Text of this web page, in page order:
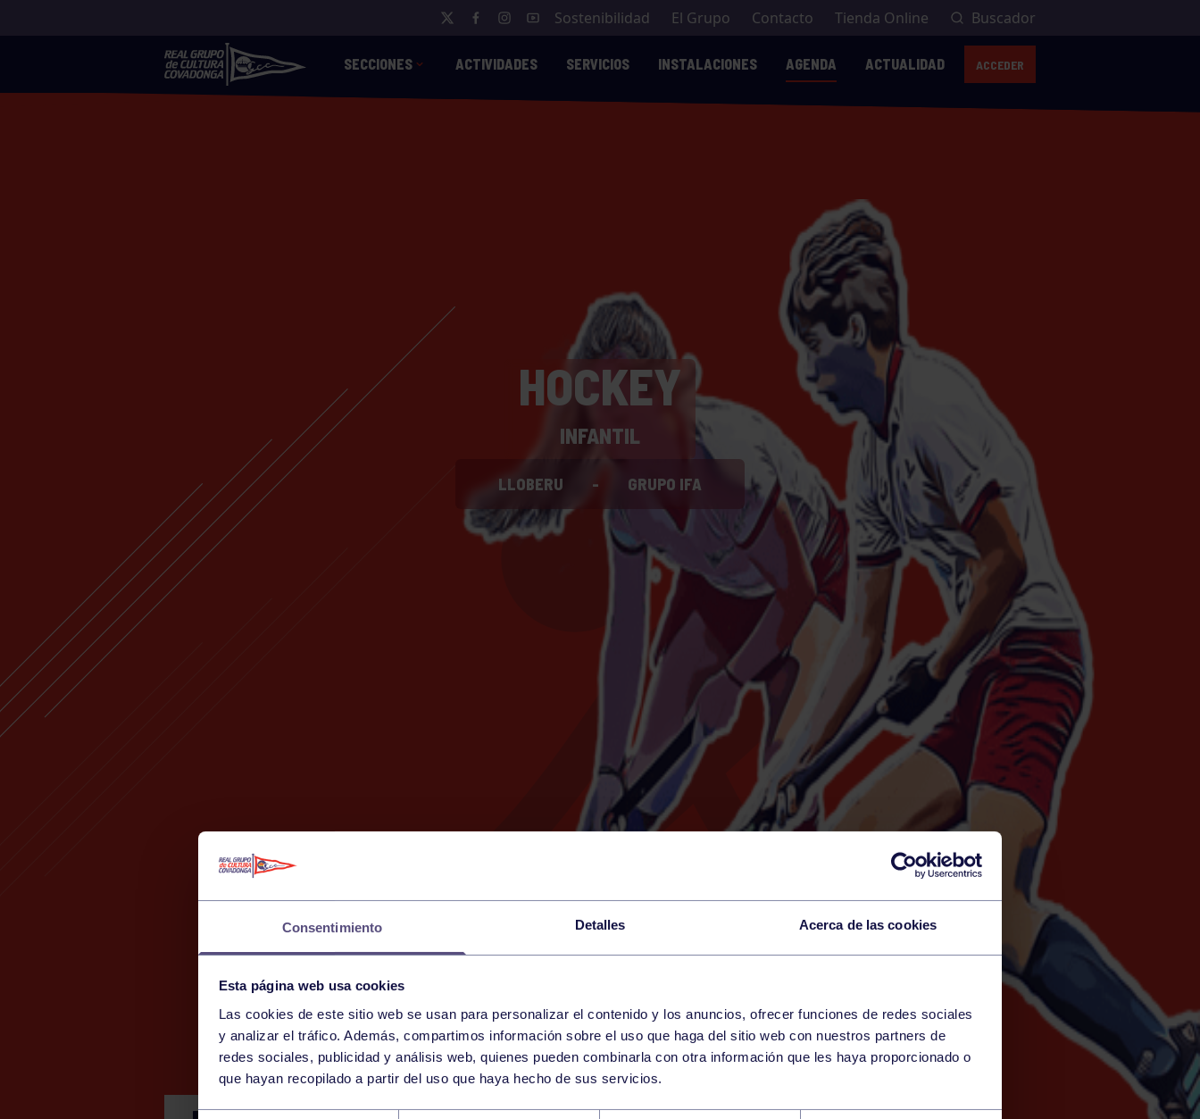
Consentimiento Detalles Acerca de las cookies
Esta página web usa cookies
Las cookies de este sitio web se usan para personalizar el contenido y los anuncios, ofrecer funciones de redes sociales
y analizar el tráfico. Además, compartimos información sobre el uso que haga del sitio web con nuestros partners de
redes sociales, publicidad y análisis web, quienes pueden combinarla con otra información que les haya proporcionado o
que hayan recopilado a partir del uso que haya hecho de sus servicios.
Sostenibilidad El Grupo Contacto Tienda Online Buscador
SECCIONES ACTIVIDADES SERVICIOS INSTALACIONES AGENDA ACTUALIDAD ACCEDER
HOCKEY
INFANTIL
LLOBERU - GRUPO IFA
16 SATURDAY
MAY
10:00 h GIJÓN (ROSARIO ACUÑA)